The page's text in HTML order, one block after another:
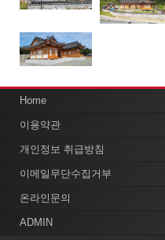
Home
이용약관
개인정보 취급방침
이메일무단수집거부
온라인문의
ADMIN